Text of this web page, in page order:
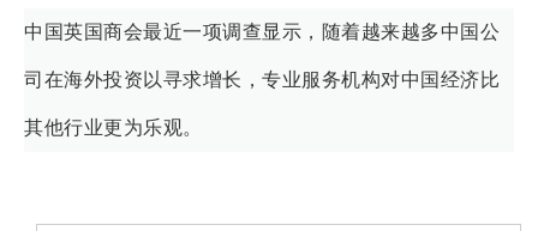
中国英国商会最近一项调查显示，随着越来越多中国公
司在海外投资以寻求增长，专业服务机构对中国经济比
其他行业更为乐观。